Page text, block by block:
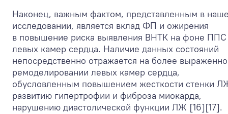
Наконец, важным фактом, представленным в
исследовании, является вклад ФП и ожирения
в повышение риска выявления ВНТК на фоне ППС
левых камер сердца. Наличие данных состояний
непосредственно отражается на более
ремоделировании левых камер сердца,
обусловленным повышением жесткости стенки
развитию гипертрофии и фиброза миокарда,
нарушению диастолической функции ЛЖ [16][17].